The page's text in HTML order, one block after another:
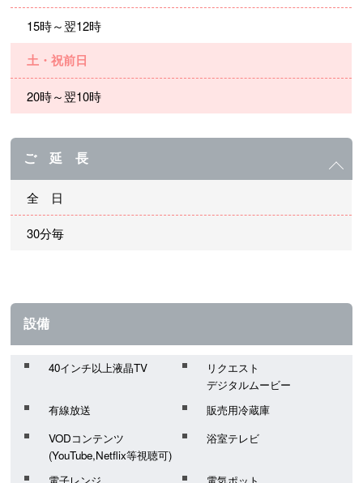
15時～翌12時
土・祝前日
20時～翌10時
ご 延 長
全 日
30分毎
設備
40インチ以上液晶TV
リクエスト
デジタルムービー
有線放送
販売用冷蔵庫
VODコンテンツ
(YouTube,Netflix等視聴可)
浴室テレビ